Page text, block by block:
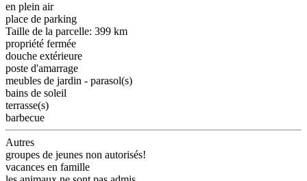
en plein air
place de parking
Taille de la parcelle: 399 km
propriété fermée
douche extérieure
poste d'amarrage
meubles de jardin - parasol(s)
bains de soleil
terrasse(s)
barbecue
Autres
groupes de jeunes non autorisés!
vacances en famille